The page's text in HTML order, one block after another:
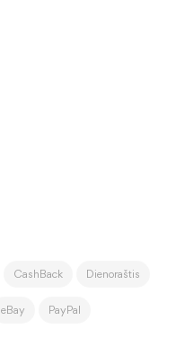
CashBack Dienoraštis
eBay PayPal